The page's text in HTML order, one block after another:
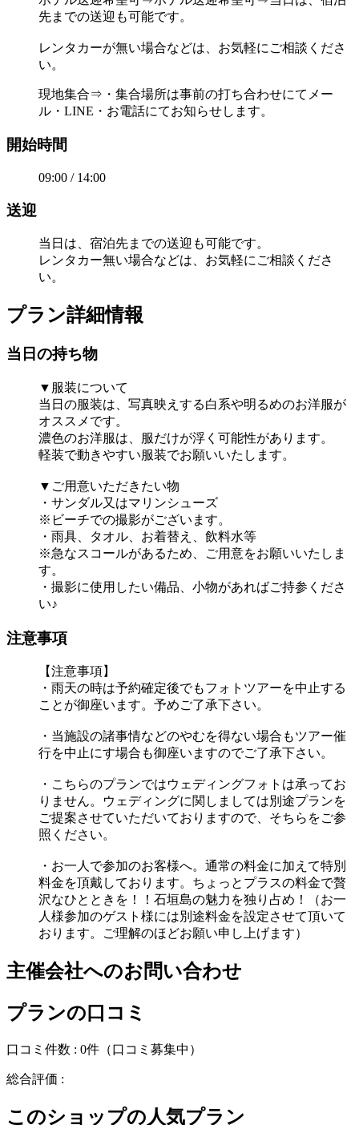
先までの送迎も可能です。
レンタカーが無い場合などは、お気軽にご相談くださ
い。
現地集合⇒・集合場所は事前の打ち合わせにてメー
ル・LINE・お電話にてお知らせします。
開始時間
09:00 / 14:00
送迎
当日は、宿泊先までの送迎も可能です。
レンタカー無い場合などは、お気軽にご相談くださ
い。
プラン詳細情報
当日の持ち物
▼服装について
当日の服装は、写真映えする白系や明るめのお洋服が
オススメです。
濃色のお洋服は、服だけが浮く可能性があります。
軽装で動きやすい服装でお願いいたします。
▼ご用意いただきたい物
・サンダル又はマリンシューズ
※ビーチでの撮影がございます。
・雨具、タオル、お着替え、飲料水等
※急なスコールがあるため、ご用意をお願いいたしま
す。
・撮影に使用したい備品、小物があればご持参くださ
い♪
注意事項
【注意事項】
・雨天の時は予約確定後でもフォトツアーを中止する
ことが御座います。予めご了承下さい。
・当施設の諸事情などのやむを得ない場合もツアー催
行を中止にす場合も御座いますのでご了承下さい。
・こちらのプランではウェディングフォトは承ってお
りません。ウェディングに関しましては別途プランを
ご提案させていただいておりますので、そちらをご参
照ください。
・お一人で参加のお客様へ。通常の料金に加えて特別
料金を頂戴しております。ちょっとプラスの料金で贅
沢なひとときを！！石垣島の魅力を独り占め！（お一
人様参加のゲスト様には別途料金を設定させて頂いて
おります。ご理解のほどお願い申し上げます）
主催会社へのお問い合わせ
プランの口コミ
口コミ件数 : 0件 （口コミ募集中）
総合評価 :
このショップの人気プラン